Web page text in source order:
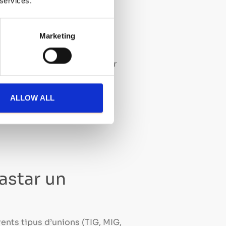
Marketing
ALLOW ALL
geogràfiques,
incorrecte o una velocitat
és fonamental per corregir
un
tipus d’unions (TIG, MIG,